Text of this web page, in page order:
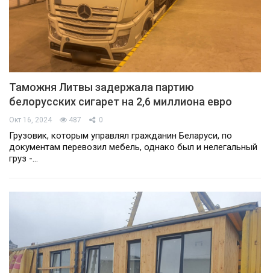
Таможня Литвы задержала партию
белорусских сигарет на 2,6 миллиона евро
Окт 16, 2024 487 0
Грузовик, которым управлял гражданин Беларуси, по
документам перевозил мебель, однако был и нелегальный
груз -…